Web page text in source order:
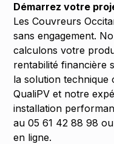
Démarrez votre
Les Couvreurs
sans engagement.
calculons votre
rentabilité financière
la solution technique
QualiPV et notre
installation
au 05 61 42 88 98
en ligne.